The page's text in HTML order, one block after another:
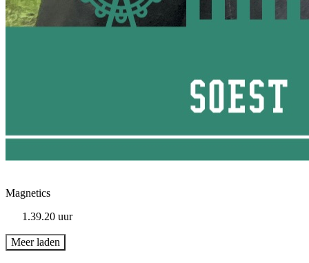
Magnetics
1.39.20 uur
Meer laden